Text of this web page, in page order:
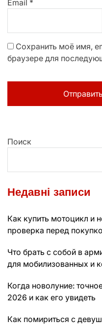
Email *
Сохранить моё имя,
браузере для
Поиск
Недавні записи
Как купить мотоцикл и
проверка перед
Что брать с собой в
для мобилизованных и
Когда новолуние:
2026 и как его увидеть
Как помириться с